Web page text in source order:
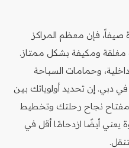
صيفاً، فإن معظم المراكز
مغلقة ومكيفة بشكل ممتاز.
وحمامات السباحة
دبي. إن تحديد أولوياتك بين
مفتاح نجاح رحلتك وتخطيط
يعني أيضًا ازدحامًا أقل في